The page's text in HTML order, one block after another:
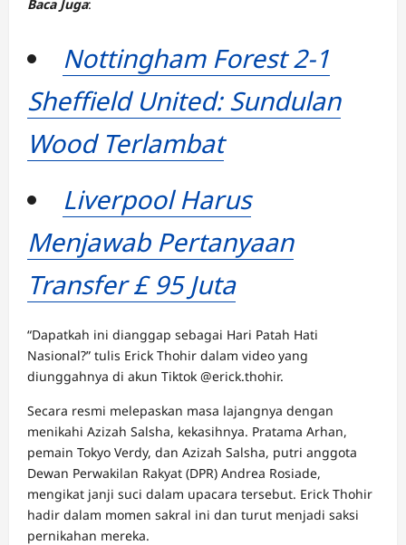
Baca Juga:
Nottingham Forest 2-1
Sheffield United: Sundulan
Wood Terlambat
Liverpool Harus
Menjawab Pertanyaan
Transfer £ 95 Juta
“Dapatkah ini dianggap sebagai Hari Patah Hati
Nasional?” tulis Erick Thohir dalam video yang
diunggahnya di akun Tiktok @erick.thohir.
Secara resmi melepaskan masa lajangnya dengan
menikahi Azizah Salsha, kekasihnya. Pratama Arhan,
pemain Tokyo Verdy, dan Azizah Salsha, putri anggota
Dewan Perwakilan Rakyat (DPR) Andrea Rosiade,
mengikat janji suci dalam upacara tersebut. Erick Thohir
hadir dalam momen sakral ini dan turut menjadi saksi
pernikahan mereka.